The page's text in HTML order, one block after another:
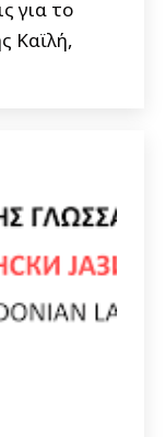
για το
Καϊλή,